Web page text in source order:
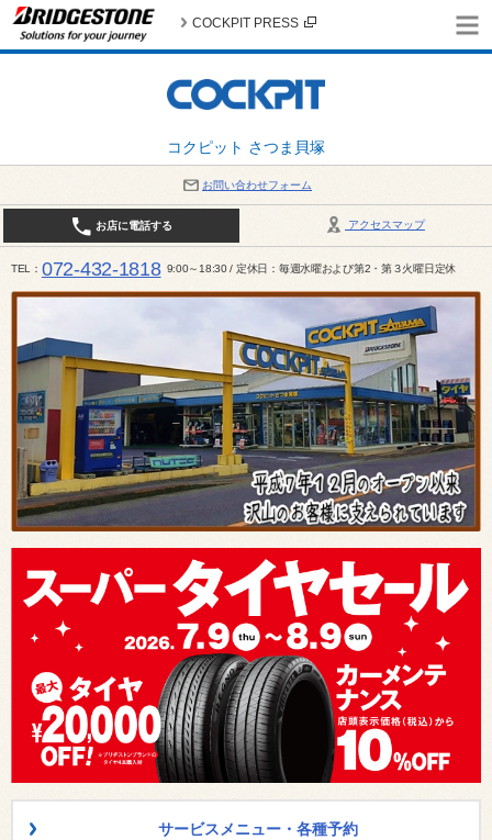
コクピット さつま貝塚
COCKPIT PRESS
お問い合わせフォーム
アクセスマップ
お店に電話する
TEL 072-432-1818 9:00～18:30 / 定休日：毎週水曜および第2・第３火曜日定休
サービスメニュー・各種予約